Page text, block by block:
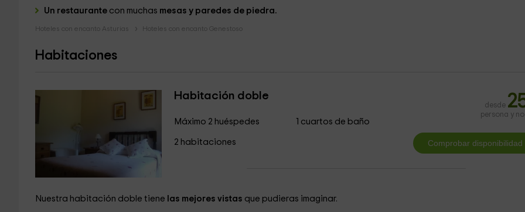
Un restaurantecon muchas mesas y paredes de piedra.
Hoteles con encanto Asturias Hoteles con encanto Genestoso
Habitaciones
Habitación doble
Máximo 2 huéspedes
2 habitaciones
1 cuartos de baño
desde
persona y
Nuestra habitación doble tiene las mejores vistas que pudieras imaginar.